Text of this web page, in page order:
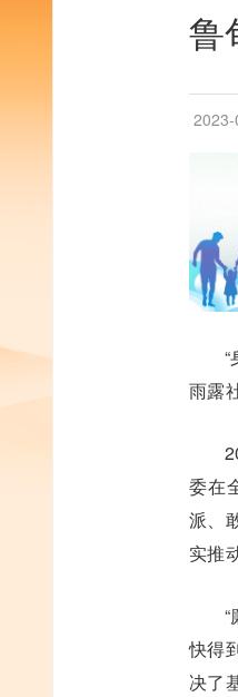
鲁
雨露
委在
派、
实推
快得
决了